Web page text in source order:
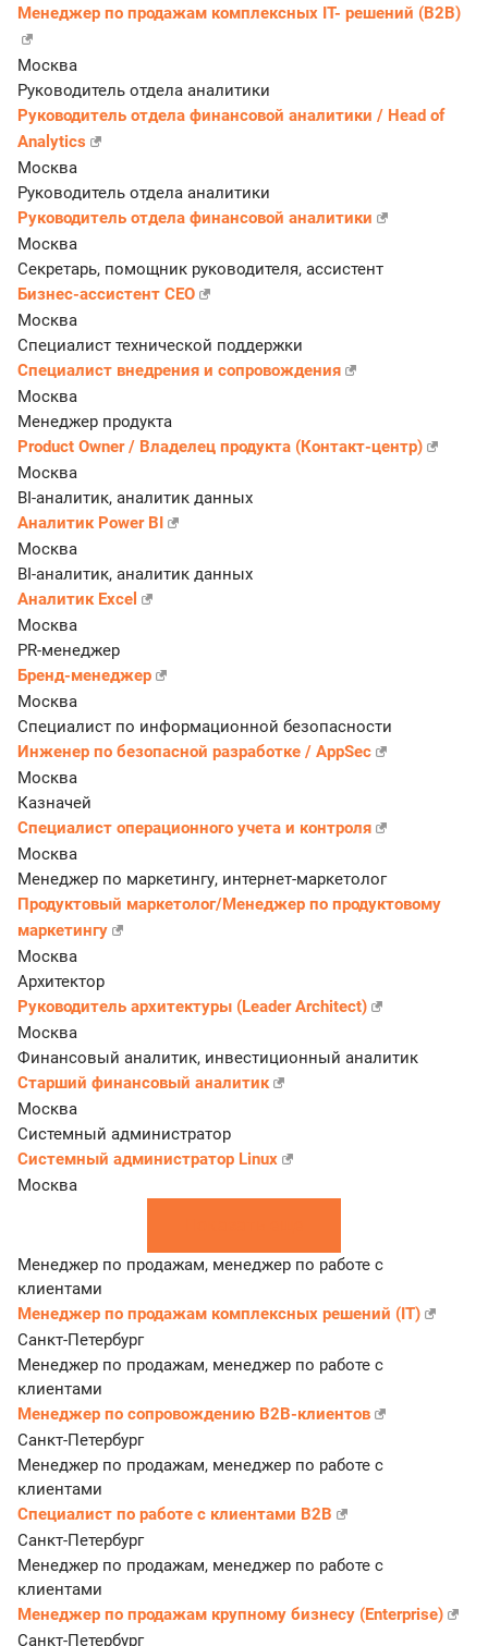
Менеджер по продажам комплексных IT- решений (В2В)
Москва
Руководитель отдела аналитики
Руководитель отдела финансовой аналитики / Head of
Analytics
Москва
Руководитель отдела аналитики
Руководитель отдела финансовой аналитики
Москва
Секретарь, помощник руководителя, ассистент
Бизнес-ассистент CEO
Москва
Специалист технической поддержки
Специалист внедрения и сопровождения
Москва
Менеджер продукта
Product Owner / Владелец продукта (Контакт-центр)
Москва
BI-аналитик, аналитик данных
Аналитик Power BI
Москва
BI-аналитик, аналитик данных
Аналитик Excel
Москва
PR-менеджер
Бренд-менеджер
Москва
Специалист по информационной безопасности
Инженер по безопасной разработке / AppSec
Москва
Казначей
Специалист операционного учета и контроля
Москва
Менеджер по маркетингу, интернет-маркетолог
Продуктовый маркетолог/Менеджер по продуктовому
маркетингу
Москва
Архитектор
Руководитель архитектуры (Leader Architect)
Москва
Финансовый аналитик, инвестиционный аналитик
Старший финансовый аналитик
Москва
Системный администратор
Системный администратор Linux
Москва
Менеджер по продажам, менеджер по работе с
клиентами
Менеджер по продажам комплексных решений (IT)
Санкт-Петербург
Менеджер по продажам, менеджер по работе с
клиентами
Менеджер по сопровождению B2B-клиентов
Санкт-Петербург
Менеджер по продажам, менеджер по работе с
клиентами
Специалист по работе с клиентами B2B
Санкт-Петербург
Менеджер по продажам, менеджер по работе с
клиентами
Менеджер по продажам крупному бизнесу (Enterprise)
Санкт-Петербург